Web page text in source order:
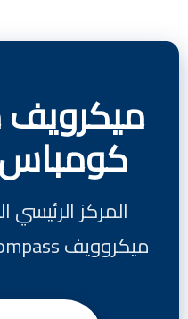
ميكرويف
المركز
ميكروويف Compass بقطع الغيار الأصلية